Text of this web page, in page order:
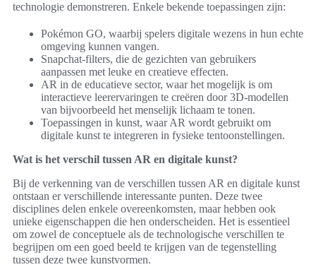
technologie demonstreren. Enkele bekende toepassingen zijn:
Pokémon GO, waarbij spelers digitale wezens in hun echte
omgeving kunnen vangen.
Snapchat-filters, die de gezichten van gebruikers
aanpassen met leuke en creatieve effecten.
AR in de educatieve sector, waar het mogelijk is om
interactieve leerervaringen te creëren door 3D-modellen
van bijvoorbeeld het menselijk lichaam te tonen.
Toepassingen in kunst, waar AR wordt gebruikt om
digitale kunst te integreren in fysieke tentoonstellingen.
Wat is het verschil tussen AR en digitale kunst?
Bij de verkenning van de verschillen tussen AR en digitale kunst
ontstaan er verschillende interessante punten. Deze twee
disciplines delen enkele overeenkomsten, maar hebben ook
unieke eigenschappen die hen onderscheiden. Het is essentieel
om zowel de conceptuele als de technologische verschillen te
begrijpen om een goed beeld te krijgen van de tegenstelling
tussen deze twee kunstvormen.